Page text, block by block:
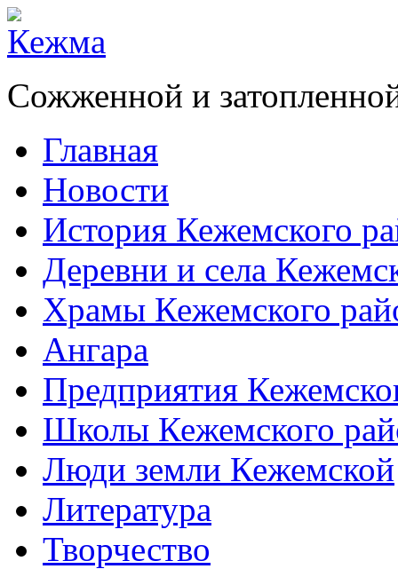
Сожженной и
Главная
Новости
История Кежемского
Деревни и села
Храмы Кежемского
Ангара
Предприятия
Школы Кежемского
Люди земли Кежемской
Литература
Творчество